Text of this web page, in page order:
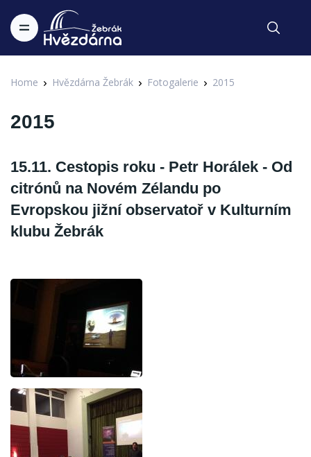
Home Hvězdárna Žebrák Fotogalerie 2015
2015
15.11. Cestopis roku - Petr Horálek - Od
citrónů na Novém Zélandu po
Evropskou jižní observatoř v Kulturním
klubu Žebrák